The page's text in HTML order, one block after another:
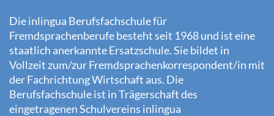
Die inlingua Berufsfachschule für
Fremdsprachenberufe besteht seit 1968 und ist eine
staatlich anerkannte Ersatzschule. Sie bildet in
Vollzeit zum/zur Fremdsprachenkorrespondent/in mit
der Fachrichtung Wirtschaft aus. Die
Berufsfachschule ist in Trägerschaft des
eingetragenen Schulvereins inlingua